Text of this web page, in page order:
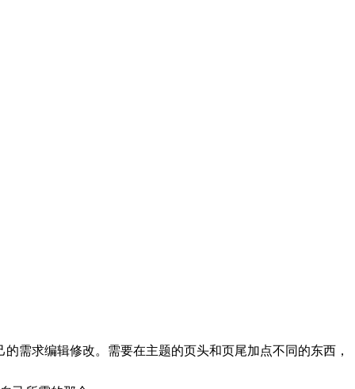
需求编辑修改。需要在主题的页头和页尾加点不同的东西，